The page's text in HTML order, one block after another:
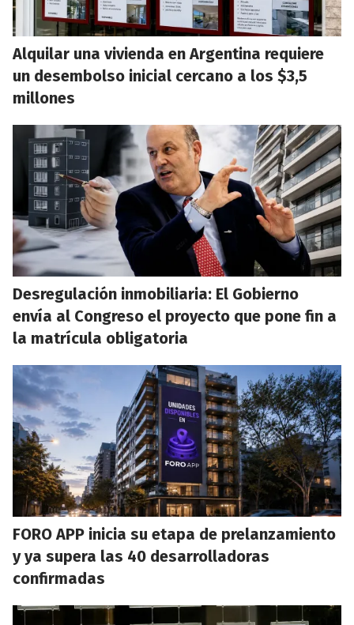
Alquilar una vivienda en Argentina requiere
un desembolso inicial cercano a los $3,5
millones
Desregulación inmobiliaria: El Gobierno
envía al Congreso el proyecto que pone fin a
la matrícula obligatoria
FORO APP inicia su etapa de prelanzamiento
y ya supera las 40 desarrolladoras
confirmadas